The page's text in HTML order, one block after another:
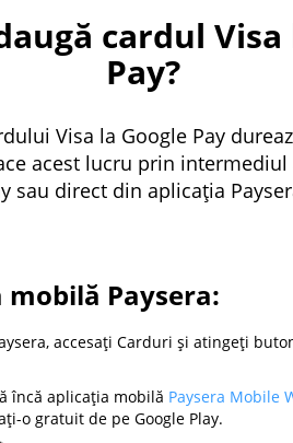
cardul Visa
Pay?
Visa la Google Pay
acest lucru prin
sau direct din aplicația
Paysera:
accesați Carduri și atingeți
încă aplicația mobilă Paysera Mobile
o gratuit de pe Google Play.